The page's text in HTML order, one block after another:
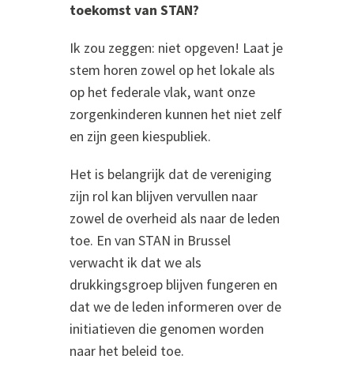
toekomst van STAN?
Ik zou zeggen: niet opgeven! Laat je
stem horen zowel op het lokale als
op het federale vlak, want onze
zorgenkinderen kunnen het niet zelf
en zijn geen kiespubliek.
Het is belangrijk dat de vereniging
zijn rol kan blijven vervullen naar
zowel de overheid als naar de leden
toe. En van STAN in Brussel
verwacht ik dat we als
drukkingsgroep blijven fungeren en
dat we de leden informeren over de
initiatieven die genomen worden
naar het beleid toe.